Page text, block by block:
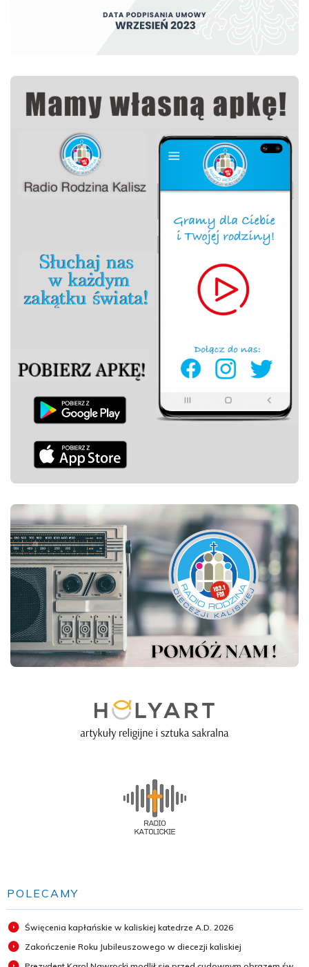
POLECAMY
Święcenia kapłańskie w kaliskiej katedrze A.D. 2026
Zakończenie Roku Jubileuszowego w diecezji kaliskiej